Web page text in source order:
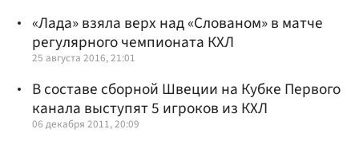
«Лада» взяла верх над «Слованом» в матче
регулярного чемпионата КХЛ
25 августа 2016, 21:01
В составе сборной Швеции на Кубке Первого
канала выступят 5 игроков из КХЛ
06 декабря 2011, 20:09